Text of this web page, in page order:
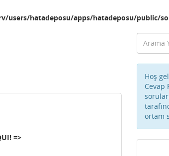
users/hatadeposu/apps/hatadeposu/public/
=>
Hoş
Cevap
ortam